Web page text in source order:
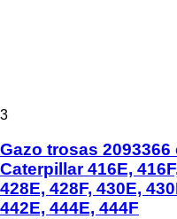
3
Gazo trosas
Caterpillar 416E,
428E, 428F, 430E,
442E, 444E, 444F